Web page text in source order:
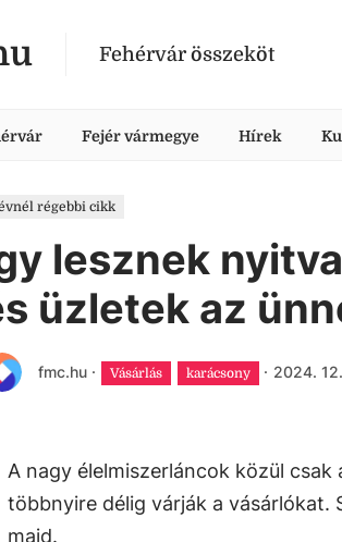
Fehérvár összeköt
Fejér vármegye Hírek
régebbi cikk
lesznek
üzletek az
fmc.hu · Vásárlás karácsony · 2024.
A nagy élelmiszerláncok közül
többnyire délig várják a vásárlókat.
majd.